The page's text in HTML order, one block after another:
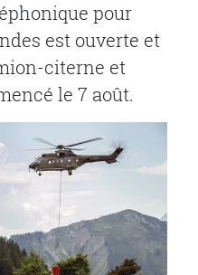
pour
est ouverte et
citerne et
le 7 août.